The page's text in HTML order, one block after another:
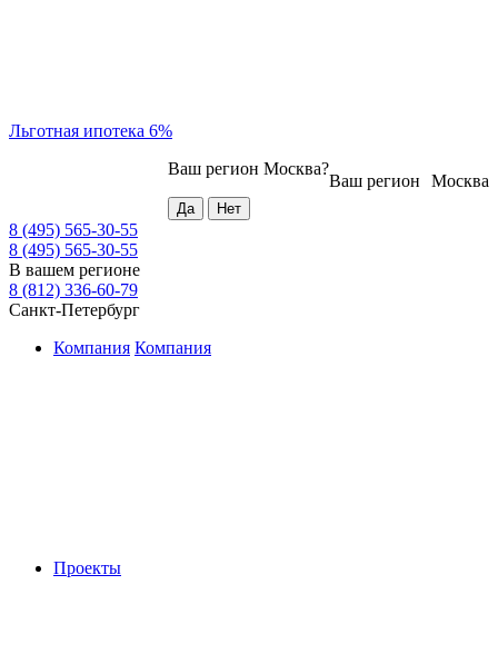
Льготная ипотека 6%
Москва
Ваш регион
Ваш регион Москва?
8 (495) 565-30-55
8 (495) 565-30-55
В вашем регионе
8 (812) 336-60-79
Санкт-Петербург
Компания Компания
Проекты